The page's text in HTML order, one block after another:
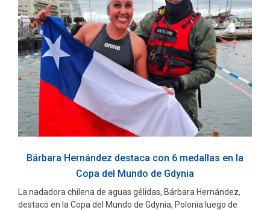
Bárbara Hernández destaca con 6 medallas en la
Copa del Mundo de Gdynia
La nadadora chilena de aguas gélidas, Bárbara Hernández,
destacó en la Copa del Mundo de Gdynia, Polonia luego de